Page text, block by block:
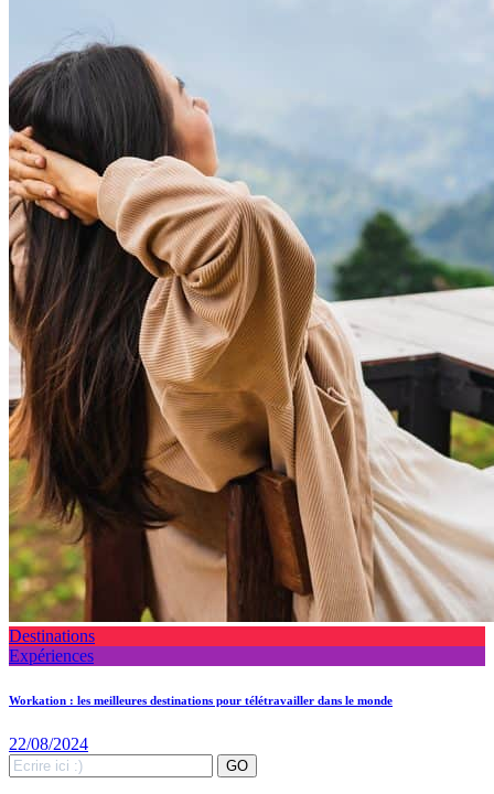
Destinations
Expériences
Workation : les meilleures destinations pour télétravailler dans le monde
22/08/2024
Search
for:
GO